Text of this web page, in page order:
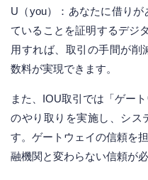
U（you）：あなたに借り
ていることを証明するデジ
用すれば、取引の手間が削
数料が実現できます。
また、IOU取引では「ゲー
のやり取りを実施し、シス
す。ゲートウェイの信頼を
融機関と変わらない信頼が必